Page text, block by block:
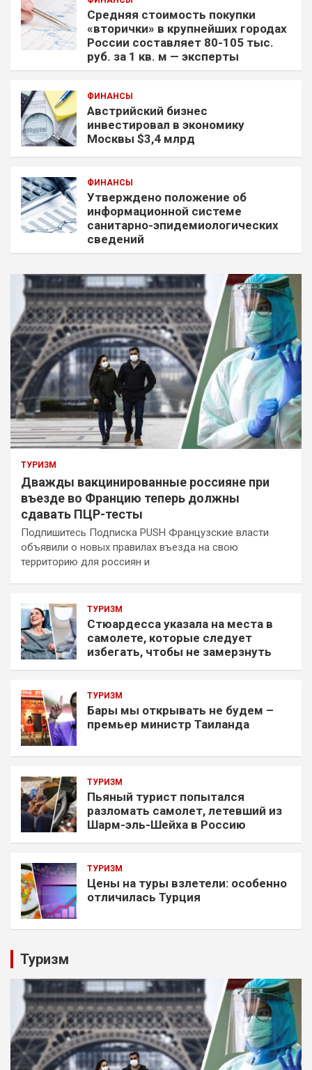
Средняя стоимость покупки
«вторички» в крупнейших городах
России составляет 80-105 тыс.
руб. за 1 кв. м — эксперты
ФИНАНСЫ
Австрийский бизнес
инвестировал в экономику
Москвы $3,4 млрд
ФИНАНСЫ
Утверждено положение об
информационной системе
санитарно-эпидемиологических
сведений
ТУРИЗМ
Дважды вакцинированные россияне при
въезде во Францию теперь должны
сдавать ПЦР-тесты
Подпишитесь Подписка PUSH Французские власти
объявили о новых правилах въезда на свою
территорию для россиян и
ТУРИЗМ
Стюардесса указала на места в
самолете, которые следует
избегать, чтобы не замерзнуть
ТУРИЗМ
Бары мы открывать не будем –
премьер министр Таиланда
ТУРИЗМ
Пьяный турист попытался
разломать самолет, летевший из
Шарм-эль-Шейха в Россию
ТУРИЗМ
Цены на туры взлетели: особенно
отличилась Турция
Туризм